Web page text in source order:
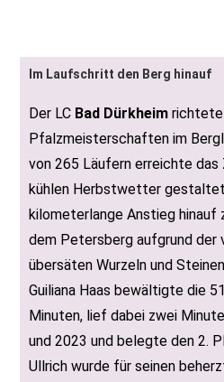
Im Laufschritt den Berg hinauf
Der LC Bad Dürkheim richtete
Pfalzmeisterschaften im
von 265 Läufern erreichte
kühlen Herbstwetter
kilometerlange Anstieg hinauf
dem Petersberg aufgrund der
übersäten Wurzeln und
Guiliana Haas bewältigte die
Minuten, lief dabei zwei
und 2023 und belegte den 2.
Ullrich wurde für seinen